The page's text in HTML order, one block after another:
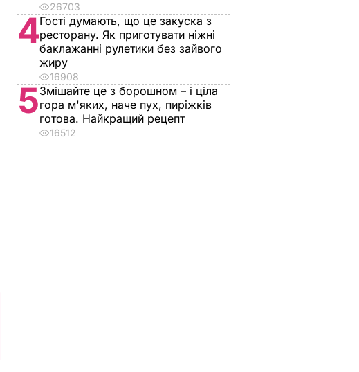
26703
4Гості думають, що це закуска з
ресторану. Як приготувати ніжні
баклажанні рулетики без зайвого
жиру
16908
5Змішайте це з борошном – і ціла
гора м'яких, наче пух, пиріжків
готова. Найкращий рецепт
16512